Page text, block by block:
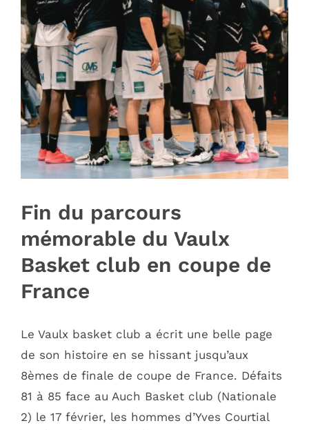
Fin du parcours
mémorable du Vaulx
Basket club en coupe de
France
Le Vaulx basket club a écrit une belle page
de son histoire en se hissant jusqu’aux
8èmes de finale de coupe de France. Défaits
81 à 85 face au Auch Basket club (Nationale
2) le 17 février, les hommes d’Yves Courtial